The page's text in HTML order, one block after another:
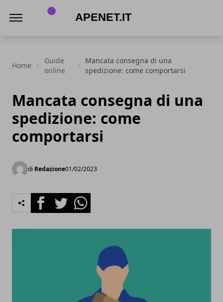
Home
Guide
online
Mancata consegna di una
spedizione: come comportarsi
Mancata consegna di una
spedizione: come
comportarsi
di Redazione01/02/2023
FacebookTwitterWhatsapp